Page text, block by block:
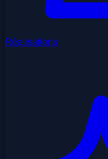
Réalisations